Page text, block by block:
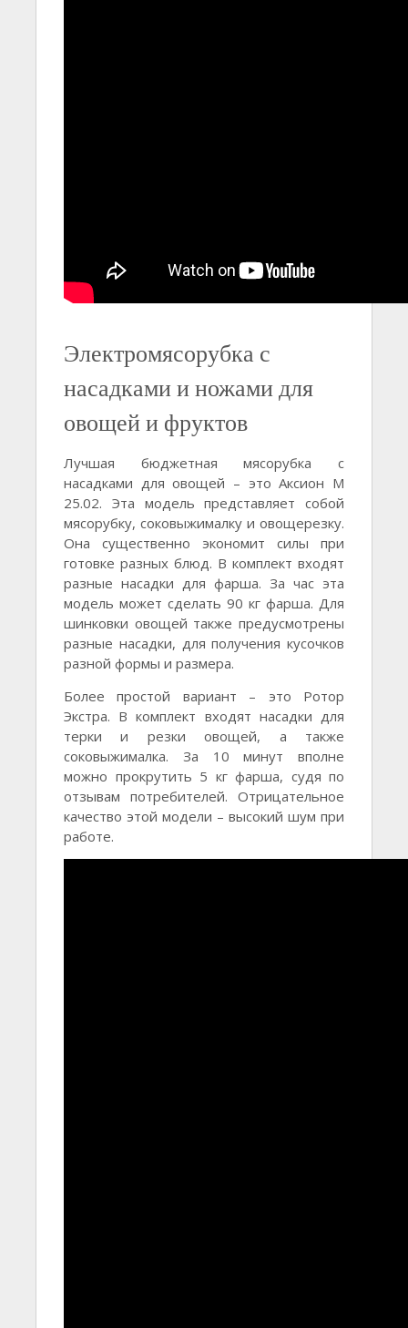
Электромясорубка с
насадками и ножами для
овощей и фруктов
Лучшая бюджетная мясорубка с
насадками для овощей – это Аксион М
25.02. Эта модель представляет собой
мясорубку, соковыжималку и овощерезку.
Она существенно экономит силы при
готовке разных блюд. В комплект входят
разные насадки для фарша. За час эта
модель может сделать 90 кг фарша. Для
шинковки овощей также предусмотрены
разные насадки, для получения кусочков
разной формы и размера.
Более простой вариант – это Ротор
Экстра. В комплект входят насадки для
терки и резки овощей, а также
соковыжималка. За 10 минут вполне
можно прокрутить 5 кг фарша, судя по
отзывам потребителей. Отрицательное
качество этой модели – высокий шум при
работе.